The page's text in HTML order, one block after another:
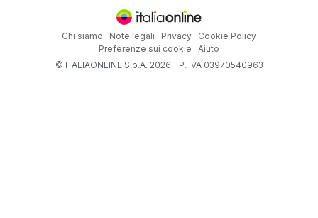
Chi siamo Note legali Privacy
Cookie Policy
Preferenze sui cookie
Aiuto
© ITALIAONLINE S.p.A. 2026 - P. IVA 03970540963